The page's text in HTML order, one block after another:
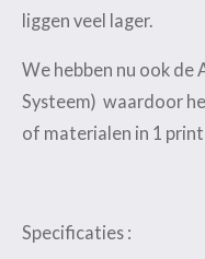
liggen veel lager.
We hebben nu ook de
Systeem) waardoor
of materialen in 1
Specificaties :